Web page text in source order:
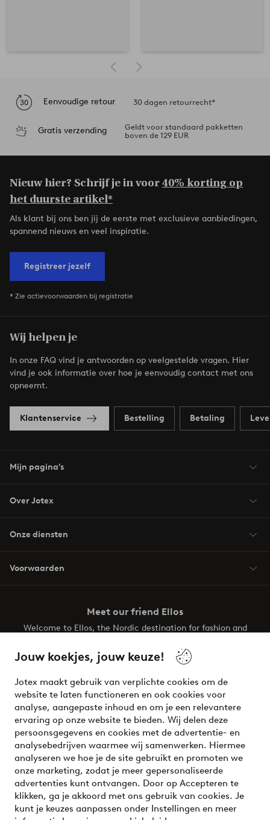
Jouw koekjes, jouw keuze!
Jotex maakt gebruik van verplichte cookies om de
website te laten functioneren en ook cookies voor
analyse, aangepaste inhoud en om je een relevantere
ervaring op onze website te bieden. Wij delen deze
persoonsgegevens en cookies met de advertentie- en
analysebedrijven waarmee wij samenwerken. Hiermee
analyseren we hoe je de site gebruikt en promoten we
onze marketing, zodat je meer gepersonaliseerde
advertenties kunt ontvangen. Door op Accepteren te
klikken, ga je akkoord met ons gebruik van cookies. Je
kunt je keuzes aanpassen onder Instellingen en meer
Eenvoudige retour 30 dagen retourrecht*
Gratis verzending
Geldt voor standaard pakketten
boven de 129 EUR
Nieuw hier? Schrijf je in voor40% korting op
het duurste artikel*
Als klant bij ons ben jij de eerste met exclusieve aanbiedingen,
spannend nieuws en veel inspiratie.
Registreer jezelf
* Zie actievoorwaarden bij registratie
Wij helpen je
In onze FAQ vind je antwoorden op veelgestelde vragen. Hier
vind je ook informatie over hoe je eenvoudig contact met ons
opneemt.
Klantenservice Bestelling Betaling
Mijn pagina's
Over Jotex
Onze diensten
Voorwaarden
Meet our friend Ellos
Welcome to Ellos, the Nordic destination for fashion and
your wardrobe. Your next inspiring look is here!
Veilig betalen - Nu betalen of opsplitsen
Wil je meer weten over onze betaalopties?